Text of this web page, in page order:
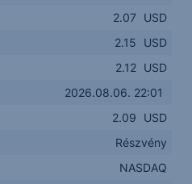
2.07
USD
2.15
USD
2.12 USD
2026.08.06. 22:01
2.09
USD
Részvény
NASDAQ